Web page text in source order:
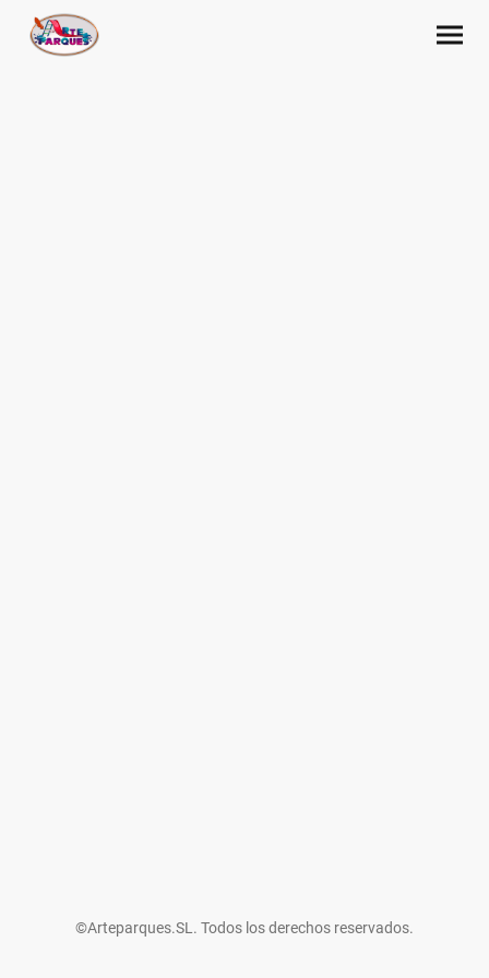
©Arteparques.SL. Todos los derechos reservados.